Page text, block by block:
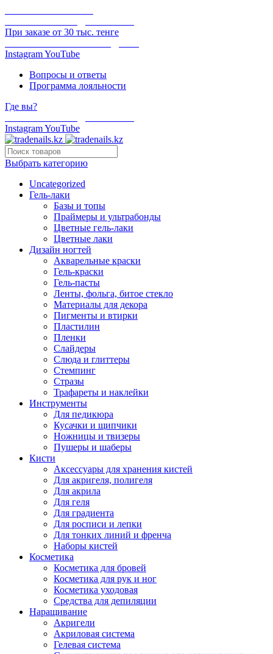
При заказе от 30 тыс. тенге
InstagramYouTube
Вопросы и ответы
Программа лояльности
Где вы?
InstagramYouTube
Выбрать категорию
Uncategorized
Гель-лаки
Базы и топы
Праймеры и ультрабонды
Цветные гель-лаки
Цветные лаки
Дизайн ногтей
Акварельные краски
Гель-краски
Гель-пасты
Ленты, фольга, битое стекло
Материалы для декора
Пигменты и втирки
Пластилин
Пленки
Слайдеры
Слюда и глиттеры
Стемпинг
Стразы
Трафареты и наклейки
Инструменты
Для педикюра
Кусачки и щипчики
Ножницы и твизеры
Пушеры и шаберы
Кисти
Аксессуары для хранения кистей
Для акригеля, полигеля
Для акрила
Для геля
Для градиента
Для росписи и лепки
Для тонких линий и френча
Наборы кистей
Косметика
Косметика для бровей
Косметика для рук и ног
Косметика уходовая
Средства для депиляции
Наращивание
Акригели
Акриловая система
Гелевая система